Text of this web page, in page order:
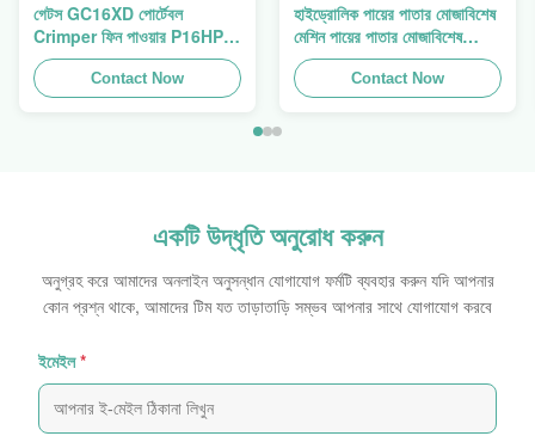
গেটস GC16XD পোর্টেবল
Crimper ফিন পাওয়ার P16HP
ম্যানুয়াল হাইড্রোলিক তারের
Crimper বিক্রয়Contact Now
হাইড্রোলিক পায়ের পাতার মোজাবিশেষ
মেশিন পায়ের পাতার মোজাবিশেষ
Crimping মেশিন পায়ের পাতার
মোজাবিশেষ প্রেস ফিন পাওয়ার
Swager
Contact Now
একটি উদ্ধৃতি অনুরোধ করুন
অনুগ্রহ করে আমাদের অনলাইন অনুসন্ধান যোগাযোগ ফর্মটি ব্যবহার করুন যদি আপনার
কোন প্রশ্ন থাকে, আমাদের টিম যত তাড়াতাড়ি সম্ভব আপনার সাথে যোগাযোগ করবে
ইমেইল *